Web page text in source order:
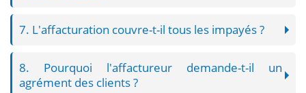
7. L'affacturation couvre-t-il tous les impayés ?
8. Pourquoi l'affactureur demande-t-il un
agrément des clients ?